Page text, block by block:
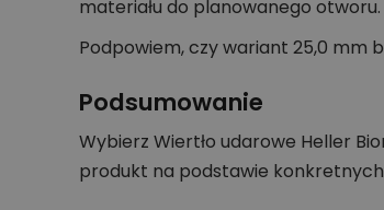
materiału do planowanego otworu.
Podpowiem, czy wariant 25,0 mm
Podsumowanie
Wybierz Wiertło udarowe Heller
produkt na podstawie konkretnych